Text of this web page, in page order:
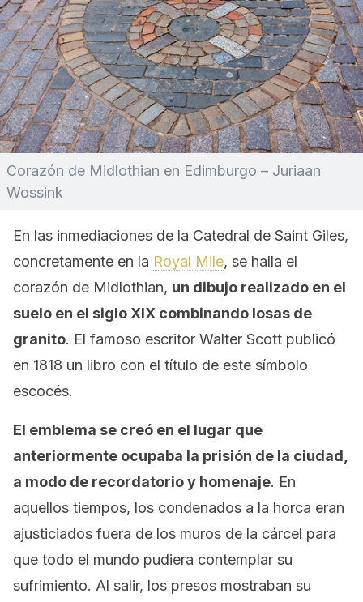
Corazón de Midlothian en Edimburgo – Juriaan
Wossink
En las inmediaciones de la Catedral de Saint Giles,
concretamente en la Royal Mile, se halla el
corazón de Midlothian, un dibujo realizado en el
suelo en el siglo XIX combinando losas de
granito. El famoso escritor Walter Scott publicó
en 1818 un libro con el título de este símbolo
escocés.
El emblema se creó en el lugar que
anteriormente ocupaba la prisión de la ciudad,
a modo de recordatorio y homenaje. En
aquellos tiempos, los condenados a la horca eran
ajusticiados fuera de los muros de la cárcel para
que todo el mundo pudiera contemplar su
sufrimiento. Al salir, los presos mostraban su